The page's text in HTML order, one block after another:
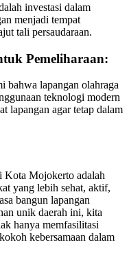
investasi dalam
menjadi tempat
tali persaudaraan.
Pemeliharaan:
bahwa lapangan olahraga
teknologi modern
lapangan agar tetap dalam
Kota Mojokerto adalah
yang lebih sehat, aktif,
bangun lapangan
unik daerah ini, kita
hanya memfasilitasi
kebersamaan dalam